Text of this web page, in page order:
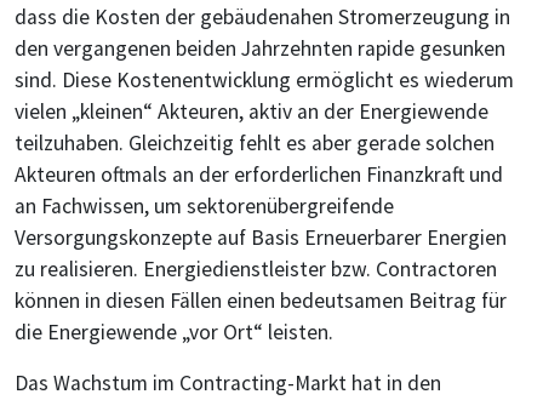
dass die Kosten der gebäudenahen Stromerzeugung in
den vergangenen beiden Jahrzehnten rapide gesunken
sind. Diese Kostenentwicklung ermöglicht es wiederum
vielen „kleinen“ Akteuren, aktiv an der Energiewende
teilzuhaben. Gleichzeitig fehlt es aber gerade solchen
Akteuren oftmals an der erforderlichen Finanzkraft und
an Fachwissen, um sektorenübergreifende
Versorgungskonzepte auf Basis Erneuerbarer Energien
zu realisieren. Energiedienstleister bzw. Contractoren
können in diesen Fällen einen bedeutsamen Beitrag für
die Energiewende „vor Ort“ leisten.
Das Wachstum im Contracting-Markt hat in den